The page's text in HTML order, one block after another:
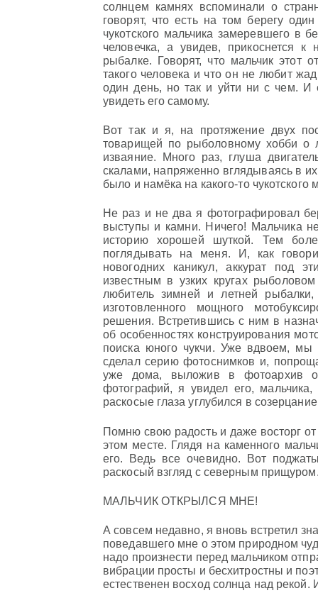
солнцем камнях вспоминали о
говорят, что есть на том берегу
чукотского мальчика замеревшего в
человечка, а увидев, прикоснется
рыбалке. Говорят, что мальчик этот
такого человека и что он не любит
один день, но так и уйти ни с чем. И
увидеть его самому.
Вот так и я, на протяжение двух
товарищей по рыболовному хобби о
изваяние. Много раз, глуша
скалами, напряженно вглядываясь в
было и намёка на какого-то чукотского
Не раз и не два я фотографировал
выступы и камни. Ничего! Мальчика
историю хорошей шуткой. Тем
поглядывать на меня. И, как
новогодних каникул, аккурат под
известным в узких кругах
любитель зимней и летней
изготовленного мощного
решения. Встретившись с ним в
об особенностях конструирования
поиска юного чукчи. Уже вдвоем,
сделал серию фотоснимков и,
уже дома, выложив в фотоархив
фотографий, я увидел его,
раскосые глаза углубился в
Помню свою радость и даже восторг
этом месте. Глядя на каменного
его. Ведь все очевидно. Вот
раскосый взгляд с северным
МАЛЬЧИК ОТКРЫЛСЯ МНЕ!
А совсем недавно, я вновь встретил
поведавшего мне о этом природном
надо произнести перед мальчиком
вибрации просты и бесхитростны и
естественен восход солнца над рекой.